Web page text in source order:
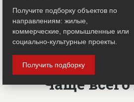
Раздел
Встречается в словах
Чаще
Получите подборку объектов по
направлениям: жилые,
коммерческие, промышленные или
социально-культурные проекты.
Получить подборку